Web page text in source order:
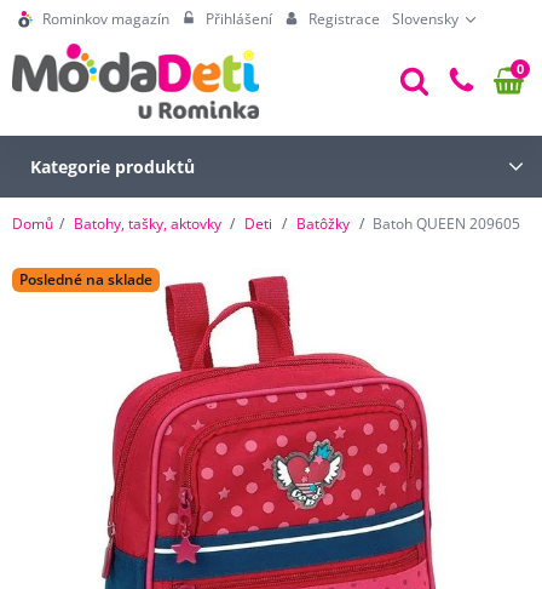
Rominkov magazín Přihlášení Registrace Slovensky
0
Kategorie produktů
Domů Batohy, tašky, aktovky Deti Batôžky Batoh QUEEN 209605
Posledné na sklade